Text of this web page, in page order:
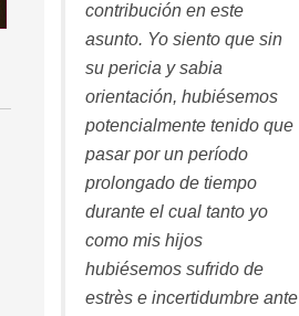
contribución en este
asunto. Yo siento que sin
su pericia y sabia
orientación, hubiésemos
potencialmente tenido que
pasar por un período
prolongado de tiempo
durante el cual tanto yo
como mis hijos
hubiésemos sufrido de
estrès e incertidumbre ante